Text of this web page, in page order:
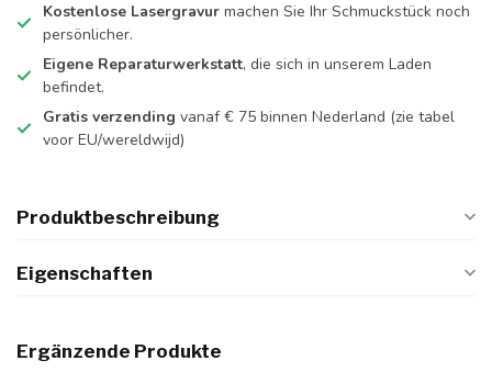
Kostenlose Lasergravur machen Sie Ihr Schmuckstück noch
persönlicher.
Eigene Reparaturwerkstatt, die sich in unserem Laden
befindet.
Gratis verzending vanaf € 75 binnen Nederland (zie tabel
voor EU/wereldwijd)
Produktbeschreibung
Eigenschaften
Ergänzende Produkte